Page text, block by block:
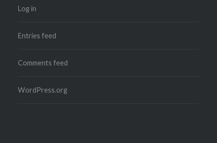
Log in
Entries feed
Comments feed
WordPress.org